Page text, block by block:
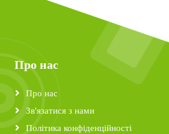
Про нас
Про нас
Зв'язатися з нами
Політика конфіденційності